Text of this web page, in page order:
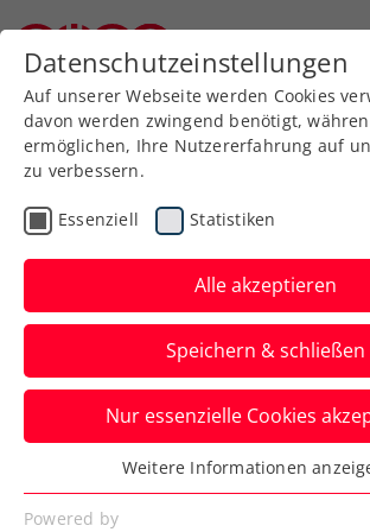
Aktuelle News
News filtern
Datenschutzeinstellungen
Auf unserer Webseite werden Cookies
davon werden zwingend benötigt,
ermöglichen, Ihre Nutzererfahrung auf
zu verbessern.
Essenziell Statistiken
Alle akzeptieren
Speichern & schließen
Nur essenzielle Cookies
Essenziell
Essenzielle Cookies werden für
Weitere Informationen
Powered by